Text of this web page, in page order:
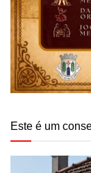
Este é um